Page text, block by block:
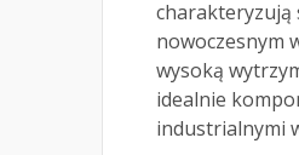
charakteryzują
nowoczesnym
wysoką
idealnie
industrialnymi